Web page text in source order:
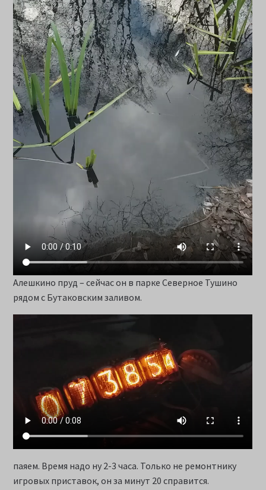
Алешкино пруд – сейчас он в парке Северное Тушино
рядом с Бутаковским заливом.
паяем. Время надо ну 2-3 часа. Только не ремонтнику
игровых приставок, он за минут 20 справится.